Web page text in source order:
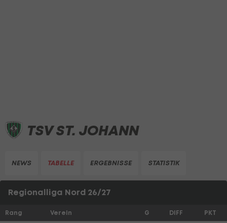
TSV ST. JOHANN
NEWS TABELLE ERGEBNISSE STATISTIK
Regionalliga Nord 26/27
Rang Verein G DIFF PKT